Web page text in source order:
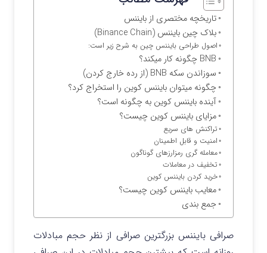
تاریخچه مختصری از بایننس
بلاک چین بایننس (Binance Chain)
اصول طراحی بایننس چین به شرح زیر است:
BNB چگونه کار میکند؟
سوزاندن سکه BNB (از رده خارج کردن)
چگونه میتوان بایننس کوین را استخراج کرد؟
آینده بایننس کوین به چگونه است؟
مزایای بایننس کوین چیست؟
تراکنش های سریع
امنیت و قابل اطمینان
معامله گری رمزارزهای گوناگون
تخفیف در معاملات
خرید کردن بایننس کوین
معایب بایننس کوین چیست؟
جمع بندی
صرافی بایننس بزرگترین صرافی از نظر حجم مبادلات